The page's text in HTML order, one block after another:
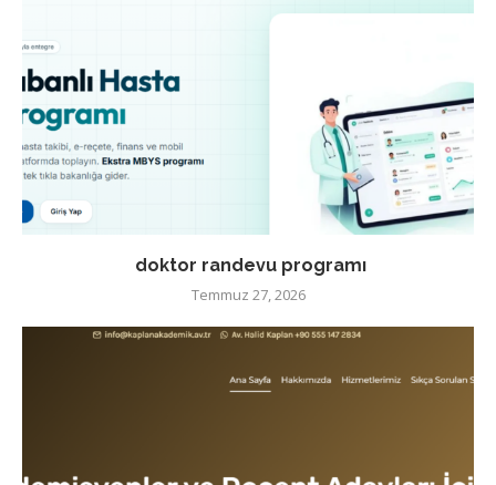
doktor randevu programı
Temmuz 27, 2026